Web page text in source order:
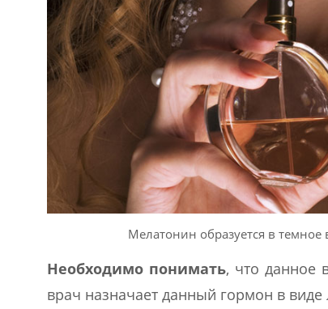
Мелатонин образуется в
Необходимо понимать, что данное
врач назначает данный гормон в виде